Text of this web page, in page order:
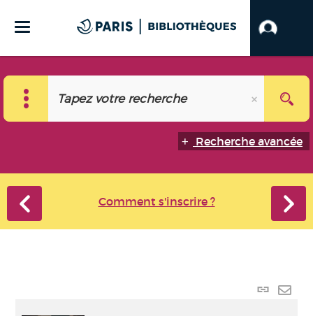
Recherche avancée
Comment s'inscrire ?
Lien